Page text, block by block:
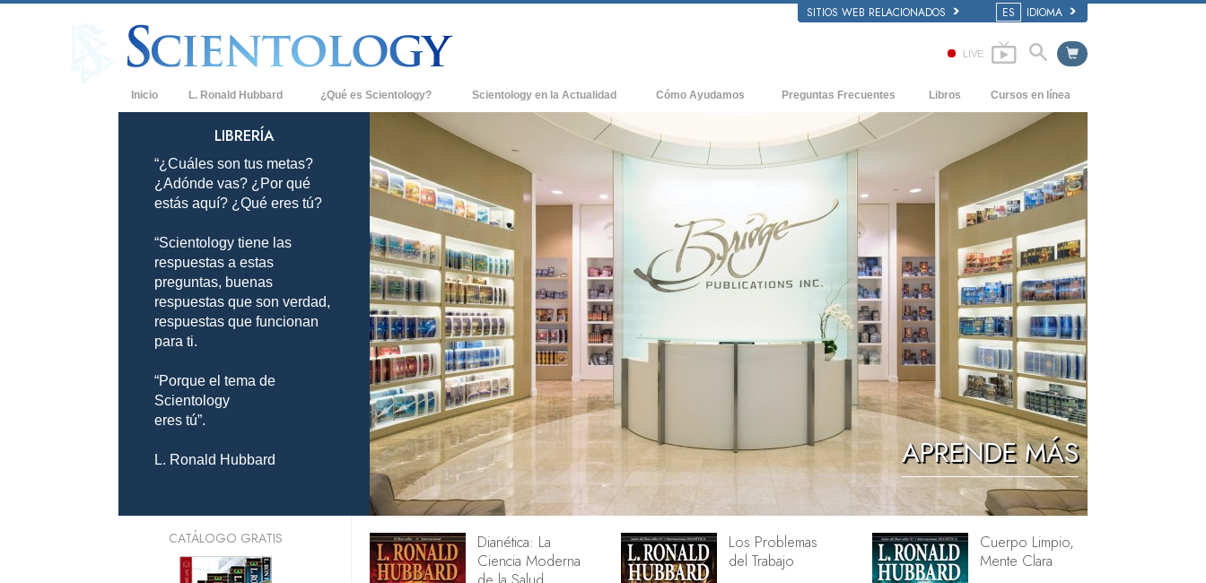
SITIOS WEB RELACIONADOS ES IDIOMA
LIVE
Inicio L. Ronald Hubbard ¿Qué es Scientology?
Credos y Códigos de Scientology
Qué dicen los Scientologists acerca de
Scientology
Conoce a un Scientologist
Dentro de una Iglesia
Los Principios Básicos de Scientology
Una Introducción a Dianética
Amor y Odio: ¿Qué es Grandeza?
Scientology en la Actualidad
Nuevas Iglesias de Scientology
Organizaciones Avanzadas
Base en Tierra de Flag
Freewinds
Llevando Scientology al Mundo
David Miscavige - Líder Eclesiástico de
Scientology
Cómo Ayudamos Preguntas Frecuentes
Antecedentes y principios básicos
Dentro de una Iglesia
La Organización de Scientology
Libros
Audiolibros
Conferencias Introductorias
Películas
Cursos en línea
Cómo Resolver los Conflictos
Las Dinámicas de la Existencia
Los Componentes de la Comprensión
Soluciones para un Entorno Peligroso
Ayudas para Enfermedades y Lesiones
La Integridad y la Honestidad
El Matrimonio
La Escala Tonal Emocional
Respuestas a las Drogas
Herramientas para el Entorno Laboral
La Ética y las Condiciones
La Causa de la Supresión
Investigaciones
APRENDE MÁS
LIBRERÍA
“¿Cuáles son tus metas?
¿Adónde vas? ¿Por qué
estás aquí? ¿Qué eres tú?
“Scientology tiene las
respuestas a estas
preguntas, buenas
respuestas que son verdad,
respuestas que funcionan
para ti.
“Porque el tema de
Scientology
eres tú”.
L. Ronald Hubbard
Dianética: La
Ciencia Moderna
Los Problemas
del Trabajo
Cuerpo Limpio,
Mente Clara
CATÁLOGO GRATIS